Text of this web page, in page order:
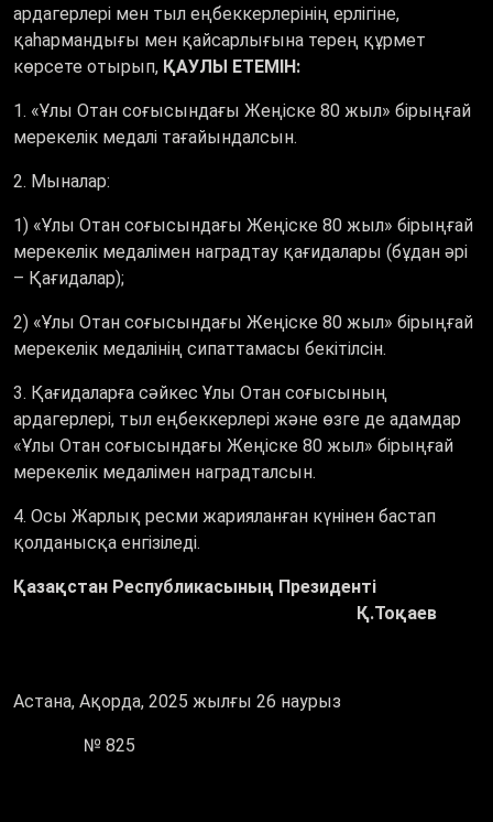
ардагерлері мен тыл еңбеккерлерінің ерлігіне,
қаһармандығы мен қайсарлығына терең құрмет
көрсете отырып, ҚАУЛЫ ЕТЕМІН:
1. «Ұлы Отан соғысындағы Жеңіске 80 жыл» бірыңғай
мерекелік медалі тағайындалсын.
2. Мыналар:
1) «Ұлы Отан соғысындағы Жеңіске 80 жыл» бірыңғай
мерекелік медалімен наградтау қағидалары (бұдан әрі
– Қағидалар);
2) «Ұлы Отан соғысындағы Жеңіске 80 жыл» бірыңғай
мерекелік медалінің сипаттамасы бекітілсін.
3. Қағидаларға сәйкес Ұлы Отан соғысының
ардагерлері, тыл еңбеккерлері және өзге де адамдар
«Ұлы Отан соғысындағы Жеңіске 80 жыл» бірыңғай
мерекелік медалімен наградталсын.
4. Осы Жарлық ресми жарияланған күнінен бастап
қолданысқа енгізіледі.
Қазақстан Республикасының Президенті
Қ.Тоқаев
Астана, Ақорда, 2025 жылғы 26 наурыз
№ 825